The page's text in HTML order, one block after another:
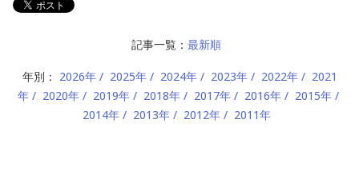
記事一覧： 最新順
年別： 2026年 2025年 2024年 2023年 2022年
2021
年
2020年 2019年 2018年 2017年 2016年
2015年
2014年
2013年 2012年 2011年